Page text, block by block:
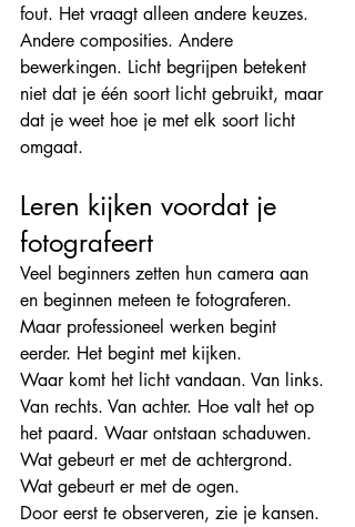
fout. Het vraagt alleen andere keuzes.
Andere composities. Andere
bewerkingen. Licht begrijpen betekent
niet dat je één soort licht gebruikt, maar
dat je weet hoe je met elk soort licht
omgaat.
Leren kijken voordat je
fotografeert
Veel beginners zetten hun camera aan
en beginnen meteen te fotograferen.
Maar professioneel werken begint
eerder. Het begint met kijken.
Waar komt het licht vandaan. Van links.
Van rechts. Van achter. Hoe valt het op
het paard. Waar ontstaan schaduwen.
Wat gebeurt er met de achtergrond.
Wat gebeurt er met de ogen.
Door eerst te observeren, zie je kansen.